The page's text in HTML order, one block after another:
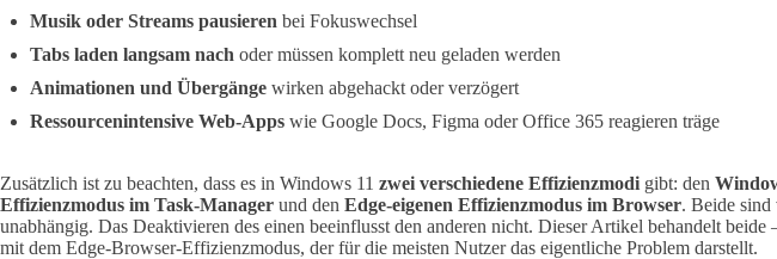
Musik oder Streams pausieren bei Fokuswechsel
Tabs laden langsam nach oder müssen komplett neu geladen werden
Animationen und Übergänge wirken abgehackt oder verzögert
Ressourcenintensive Web-Apps wie Google Docs, Figma oder Office 365 reagieren träge
Zusätzlich ist zu beachten, dass es in Windows 11 zwei verschiedene Effizienzmodi gibt: den
Effizienzmodus im Task-Manager und den Edge-eigenen Effizienzmodus im Browser. Beide sind
unabhängig. Das Deaktivieren des einen beeinflusst den anderen nicht. Dieser Artikel behandelt beide
mit dem Edge-Browser-Effizienzmodus, der für die meisten Nutzer das eigentliche Problem darstellt.